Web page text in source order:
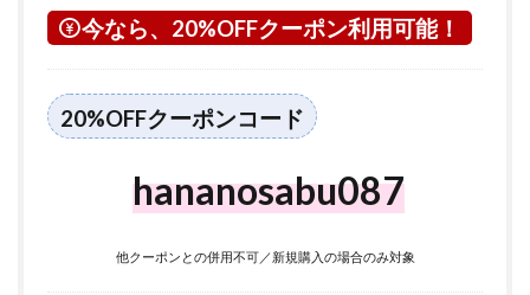
武蔵
村山
市に
つい
て
今なら、20%OFFクーポン利用可能！
20%OFFクーポンコード
hananosabu087
他クーポンとの併用不可／新規購入の場合のみ対象